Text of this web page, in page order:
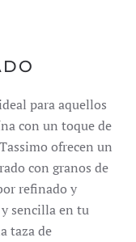
para aquellos
con un toque de
ofrecen un
con granos de
refinado y
sencilla en tu
taza de